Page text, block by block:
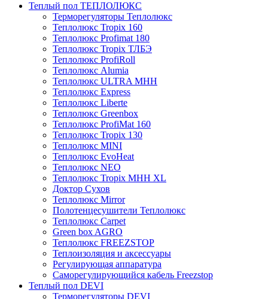
Теплый пол ТЕПЛОЛЮКС
Терморегуляторы Теплолюкс
Теплолюкс Tropix 160
Теплолюкс Profimat 180
Теплолюкс Tropix ТЛБЭ
Теплолюкс ProfiRoll
Теплолюкс Alumia
Теплолюкс ULTRA МНН
Теплолюкс Express
Теплолюкс Liberte
Теплолюкс Greenbox
Теплолюкс ProfiMat 160
Теплолюкс Tropix 130
Теплолюкс MINI
Теплолюкс EvoHeat
Теплолюкс NEO
Теплолюкс Tropix МНН XL
Доктор Сухов
Теплолюкс Mirror
Полотенцесушители Теплолюкс
Теплолюкс Carpet
Green box AGRO
Теплолюкс FREEZSTOP
Теплоизоляция и аксессуары
Регулирующая аппаратура
Cаморегулирующийся кабель Freezstop
Теплый пол DEVI
Терморегуляторы DEVI